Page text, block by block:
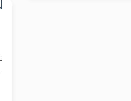
PURA, ALPURA, LIPTON, ETC)